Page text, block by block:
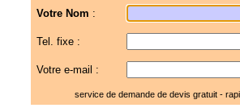
Votre Nom :
Tel. fixe :
Votre e-mail :
service de demande de devis gratuit -